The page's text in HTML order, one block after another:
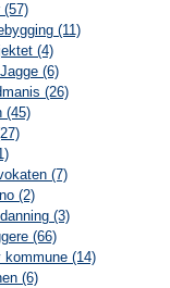
(57)
(11)
(4)
(6)
(26)
(45)
(7)
(2)
(3)
(66)
kommune (14)
(6)